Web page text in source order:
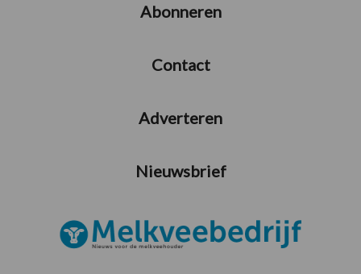
Abonneren
Contact
Adverteren
Nieuwsbrief